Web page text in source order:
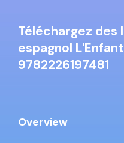
Téléchargez des
espagnol
9782226197481
Overview